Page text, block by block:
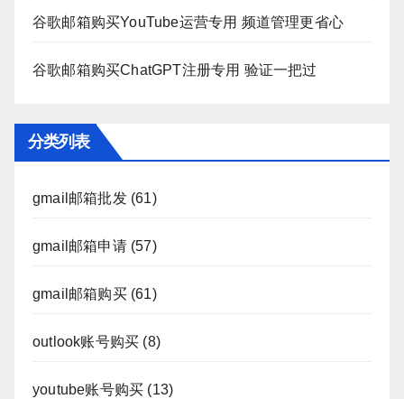
谷歌邮箱购买YouTube运营专用 频道管理更省心
谷歌邮箱购买ChatGPT注册专用 验证一把过
分类列表
gmail邮箱批发(61)
gmail邮箱申请(57)
gmail邮箱购买(61)
outlook账号购买 (8)
youtube账号购买 (13)